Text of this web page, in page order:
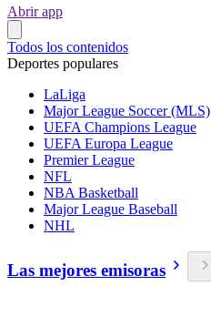
Abrir app
Todos los contenidos
Deportes populares
LaLiga
Major League Soccer (MLS)
UEFA Champions League
UEFA Europa League
Premier League
NFL
NBA Basketball
Major League Baseball
NHL
Las mejores emisoras